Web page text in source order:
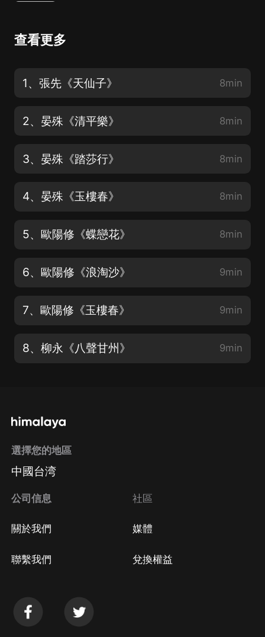
查看更多
1、張先《天仙子》 8min
2、晏殊《清平樂》 8min
3、晏殊《踏莎行》 8min
4、晏殊《玉樓春》 8min
5、歐陽修《蝶戀花》 8min
6、歐陽修《浪淘沙》 9min
7、歐陽修《玉樓春》 9min
8、柳永《八聲甘州》 9min
選擇您的地區
中國台湾
公司信息
關於我們
聯繫我們
社區
媒體
兌換權益